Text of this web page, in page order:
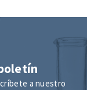
a nuestro